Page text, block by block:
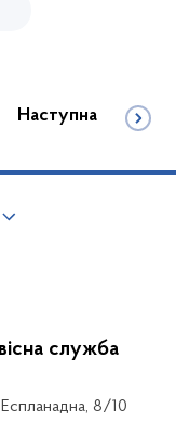
Наступна
служба
Еспланадна, 8/10